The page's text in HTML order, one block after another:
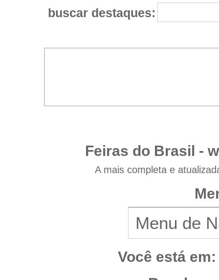
buscar destaques:
Feiras do Brasil -
A mais completa e
Você está em: